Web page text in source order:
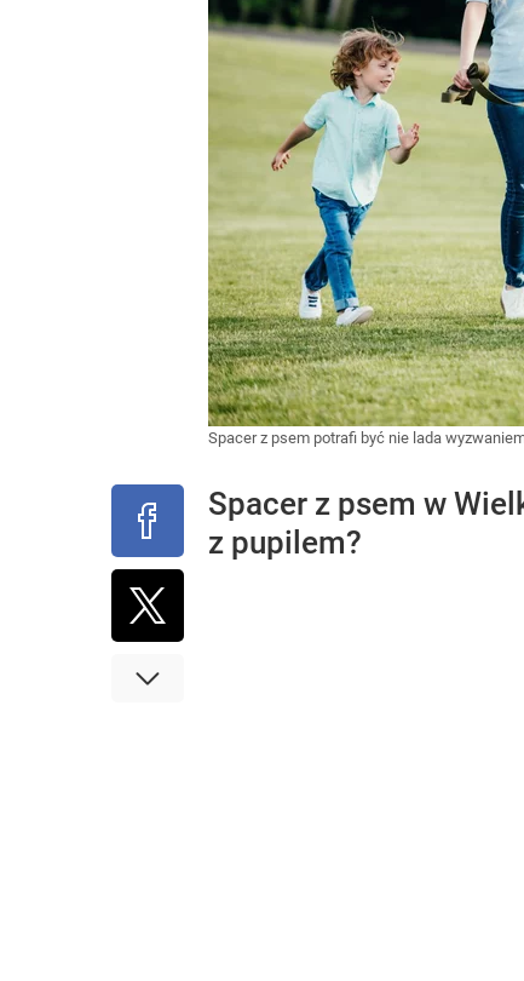
Spacer z psem potrafi być nie lada
Spacer z psem w
z pupilem?